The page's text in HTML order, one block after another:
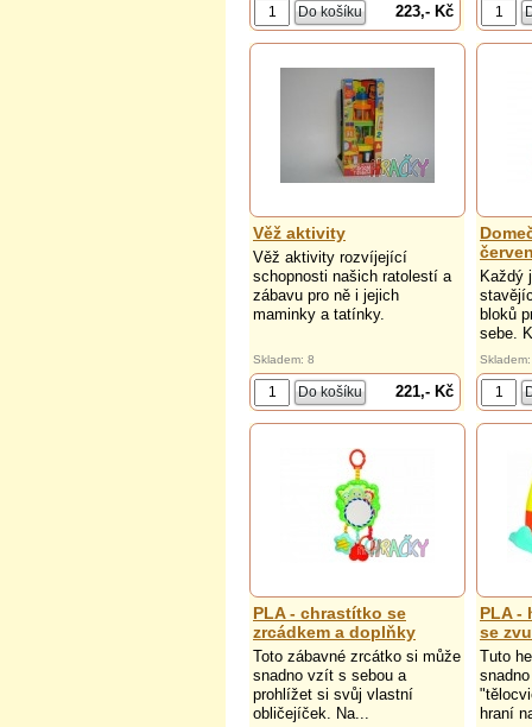
223,- Kč
Věž aktivity
Věž aktivity rozvíjející
schopnosti našich ratolestí a
zábavu pro ně i jejich
maminky a tatínky.
Skladem: 8
221,- Kč
Každý
bloků
sebe.
PLA - chrastítko se
zrcádkem a doplňky
Toto zábavné zrcátko si může
snadno vzít s sebou a
prohlížet si svůj vlastní
obličejíček. Na...
PLA -
se
Tuto
hraní